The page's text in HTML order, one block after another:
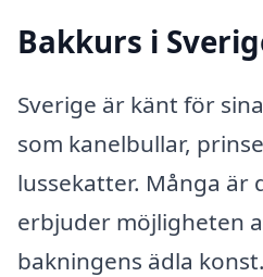
Bakkurs i
Sverige är känt för
som kanelbullar,
lussekatter. Många är
erbjuder möjligheten
bakningens ädla konst.